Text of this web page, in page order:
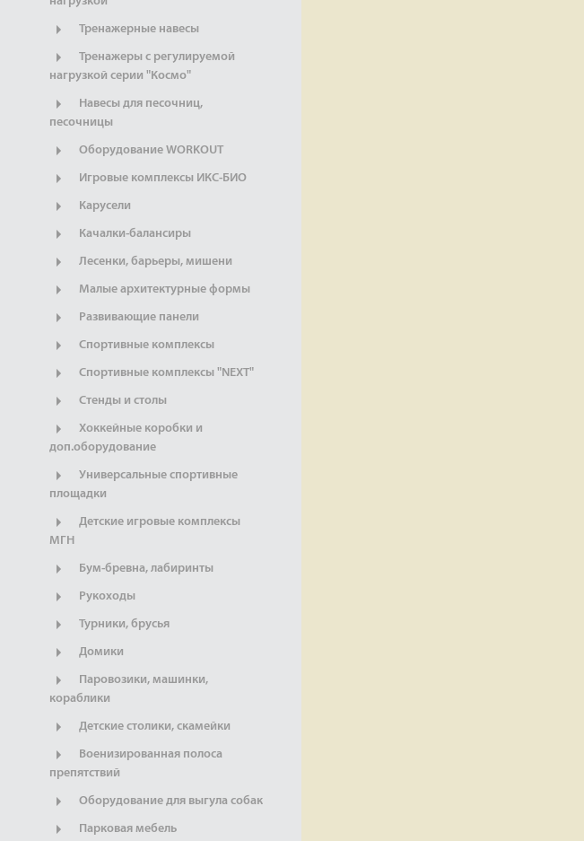
Тренажерные навесы
Тренажеры с регулируемой
нагрузкой серии "Космо"
Навесы для песочниц,
песочницы
Оборудование WORKOUT
Игровые комплексы ИКС-БИО
Карусели
Качалки-балансиры
Лесенки, барьеры, мишени
Малые архитектурные формы
Развивающие панели
Спортивные комплексы
Спортивные комплексы "NEXT"
Стенды и столы
Хоккейные коробки и
доп.оборудование
Универсальные спортивные
площадки
Детские игровые комплексы
МГН
Бум-бревна, лабиринты
Рукоходы
Турники, брусья
Домики
Паровозики, машинки,
кораблики
Детские столики, скамейки
Военизированная полоса
препятствий
Оборудование для выгула собак
Парковая мебель